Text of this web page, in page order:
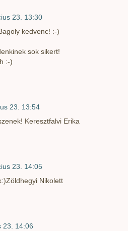
23. 13:30
kedvenc! :-)
sok sikert!
:-)
23. 13:54
Keresztfalvi Erika
23. 14:05
Nikolett
23. 14:06